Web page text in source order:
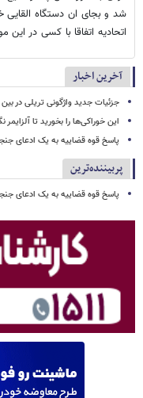
شد و بجای ان دستگاه
اتحادیه اتفاقا با کسی در این
آخرین اخبار
جزئیات جدید واژگونی تریلی در
این خوراکی‌ها را بخورید تا آلزایمر
پاسخ قوه قضاییه به یک ادعای
پربیننده‌ترین
پاسخ قوه قضاییه به یک ادعای